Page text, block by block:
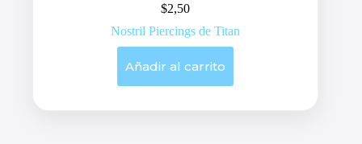
$2,50
Nostril Piercings de Titan
Añadir al carrito